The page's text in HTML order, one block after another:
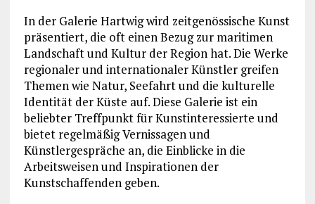
In der Galerie Hartwig wird zeitgenössische Kunst
präsentiert, die oft einen Bezug zur maritimen
Landschaft und Kultur der Region hat. Die Werke
regionaler und internationaler Künstler greifen
Themen wie Natur, Seefahrt und die kulturelle
Identität der Küste auf. Diese Galerie ist ein
beliebter Treffpunkt für Kunstinteressierte und
bietet regelmäßig Vernissagen und
Künstlergespräche an, die Einblicke in die
Arbeitsweisen und Inspirationen der
Kunstschaffenden geben.